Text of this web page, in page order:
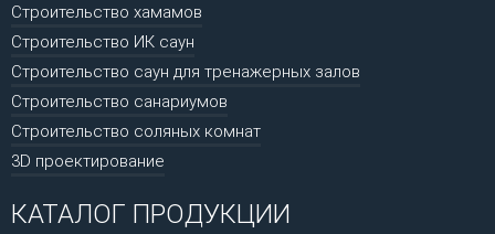
Строительство хамамов
Строительство ИК саун
Строительство саун для тренажерных залов
Строительство санариумов
Строительство соляных комнат
3D проектирование
КАТАЛОГ ПРОДУКЦИИ